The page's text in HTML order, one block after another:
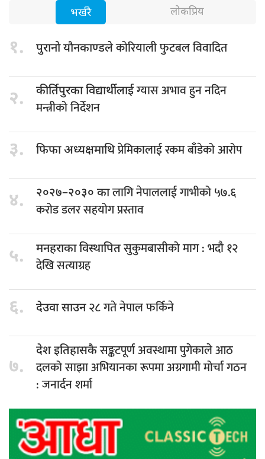
भर्खरै लोकप्रिय
१. पुरानो यौनकाण्डलेकोरियाली फुटबल विवादित
२. कीर्तिपुरका विद्यार्थीलाईग्यास अभाव हुन नदिन
मन्त्रीको निर्देशन
३. फिफा अध्यक्षमाथिप्रेमिकालाई रकम बाँडेको आरोप
४. २०२७–२०३० कालागि नेपाललाई गाभीको ५७.६
करोड डलर सहयोग प्रस्ताव
५. मनहराका विस्थापितसुकुमबासीको माग : भदौ १२
देखि सत्याग्रह
६. देउवा साउन२८ गते नेपाल फर्किने
७.
देश इतिहासकैसङ्कटपूर्ण अवस्थामा पुगेकाले आठ
दलको साझा अभियानका रूपमा अग्रगामी मोर्चा गठन
: जनार्दन शर्मा